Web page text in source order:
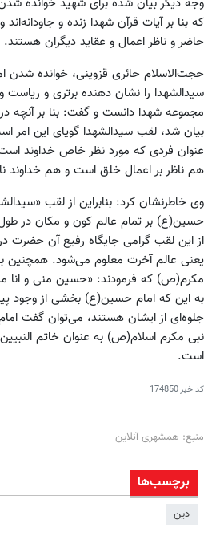
که بنا بر آیات قرآن شهدا زنده و
حاضر و ناظر اعمال و عقاید دیگران هستند.
حجت‌الاسلام حائری قزوینی، خوانده
سیدالشهدا را نشان‌ دهنده برتری و
مجموعه شهدا دانست و گفت: بنا بر آنچه
بیان شد، لقب سیدالشهدا گویای این
عنوان فردی که مورد نظر خاص خداوند
هم ناظر بر اعمال خلق است و هم خداوند
وی خاطرنشان کرد: بنابراین از لقب
حسین(ع) بر تمام عالم کون و مکان در
از این لقب گرامی جایگاه رفیع آن حضرت
یعنی عالم آخرت معلوم می‌شود. همچنین
مکرم(ص) که فرمودند: «حسین منی و انا
به این که امام حسین(ع) بخشی از وجود
جلوه‌ای از ایشان هستند، می‌توان گفت
نبی مکرم اسلام(ص) به عنوان خاتم
است.
کد خبر174850
منبع: همشهری آنلاین
برچسب‌ها
دین